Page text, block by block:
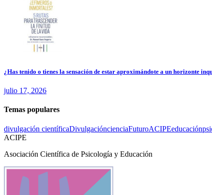
¿Has tenido o tienes la sensación de estar aproximándote a un horizonte
julio 17, 2026
Temas populares
divulgación científicaDivulgacióncienciaFuturoACIPEeducación
ACIPE
Asociación Científica de Psicología y Educación